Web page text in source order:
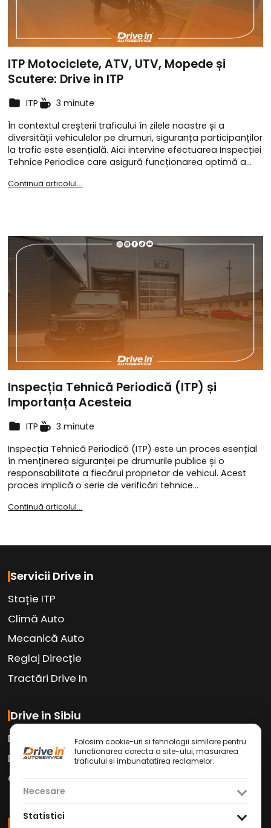
ITP Motociclete, ATV, UTV, Mopede și
Scutere: Drive in ITP
ITP
3 minute
În contextul creșterii traficului în zilele noastre și a
diversității vehiculelor pe drumuri, siguranța participanților
la trafic este esențială. Aici intervine efectuarea Inspecției
Tehnice Periodice care asigură funcționarea optimă a…
Continuă articolul...
Inspecția Tehnică Periodică (ITP) și
Importanța Acesteia
ITP
3 minute
Inspecția Tehnică Periodică (ITP) este un proces esențial
în menținerea siguranței pe drumurile publice și o
responsabilitate a fiecărui proprietar de vehicul. Acest
proces implică o serie de verificări tehnice…
Continuă articolul...
Servicii Drive in
Stație ITP
Climă Auto
Mecanică Auto
Reglaj Direcție
Tractări Drive In
Drive in Sibiu
Drive in Car Wash
Drive in Cafe
Contact
Social Media
Folosim cookie-uri si tehnologii similare pentru
functionarea corecta a site-ului, masurarea
traficului si imbunatatirea reclamelor.
Necesare
Statistici